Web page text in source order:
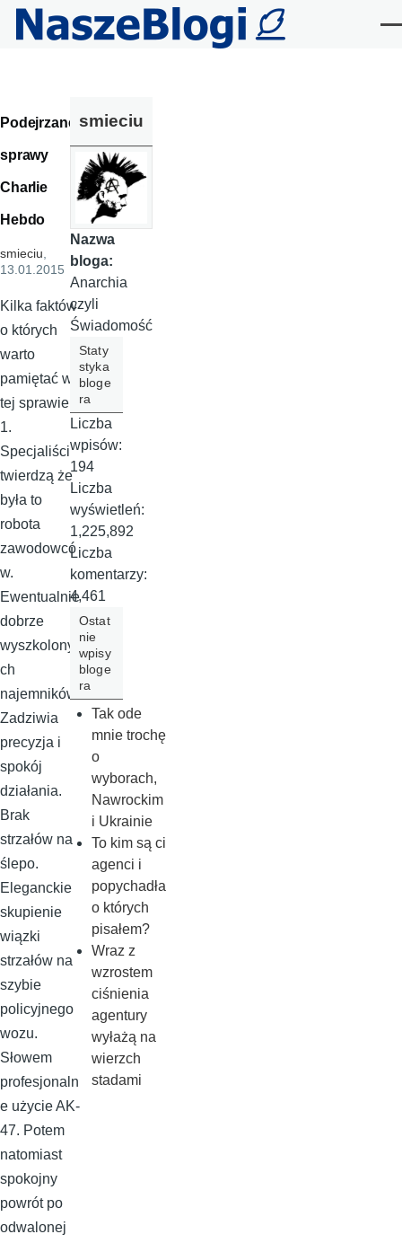
Przejdź do treści
Podejrzane
sprawy
Charlie
Hebdo
smieciu,
13.01.2015
Kilka faktów
o których
warto
pamiętać w
tej sprawie:
1.
Specjaliści
twierdzą że
była to
robota
zawodowcó
w.
Ewentualnie
dobrze
wyszkolony
ch
najemników.
Zadziwia
precyzja i
spokój
działania.
Brak
strzałów na
ślepo.
Eleganckie
skupienie
wiązki
strzałów na
szybie
policyjnego
wozu.
Słowem
profesjonaln
e użycie AK-
47. Potem
natomiast
spokojny
powrót po
odwalonej
smieciu
Nazwa
bloga:
Anarchia
czyli
Świadomość
Staty
styka
bloge
ra
Liczba
wpisów:
194
Liczba
wyświetleń:
1,225,892
Liczba
komentarzy:
4,461
Ostat
nie
wpisy
bloge
ra
Tak ode
mnie trochę
o
wyborach,
Nawrockim
i Ukrainie
To kim są ci
agenci i
popychadła
o których
pisałem?
Wraz z
wzrostem
ciśnienia
agentury
wyłażą na
wierzch
stadami